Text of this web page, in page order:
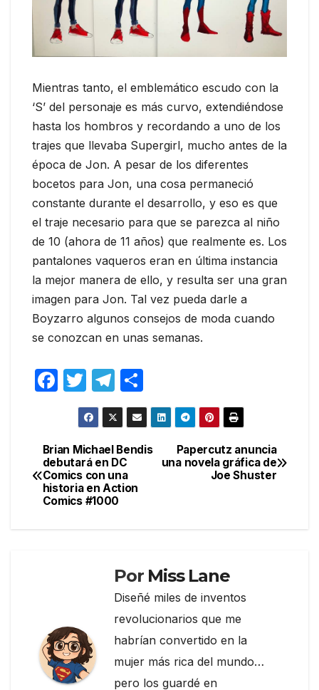
Mientras tanto, el emblemático escudo con la
‘S’ del personaje es más curvo, extendiéndose
hasta los hombros y recordando a uno de los
trajes que llevaba Supergirl, mucho antes de la
época de Jon. A pesar de los diferentes
bocetos para Jon, una cosa permaneció
constante durante el desarrollo, y eso es que
el traje necesario para que se parezca al niño
de 10 (ahora de 11 años) que realmente es. Los
pantalones vaqueros eran en última instancia
la mejor manera de ello, y resulta ser una gran
imagen para Jon. Tal vez pueda darle a
Boyzarro algunos consejos de moda cuando
se conozcan en unas semanas.
F
e
b
o
T
w
itt
er
T
el
e
gr
a
m
o
m
p
ar
Navegación
de
Papercutz anuncia
una novela gráfica de
Joe Shuster
Brian Michael Bendis
debutará en DC
Comics con una
historia en Action
Comics #1000
Por Miss Lane
Diseñé miles de inventos
revolucionarios que me
habrían convertido en la
mujer más rica del mundo…
pero los guardé en